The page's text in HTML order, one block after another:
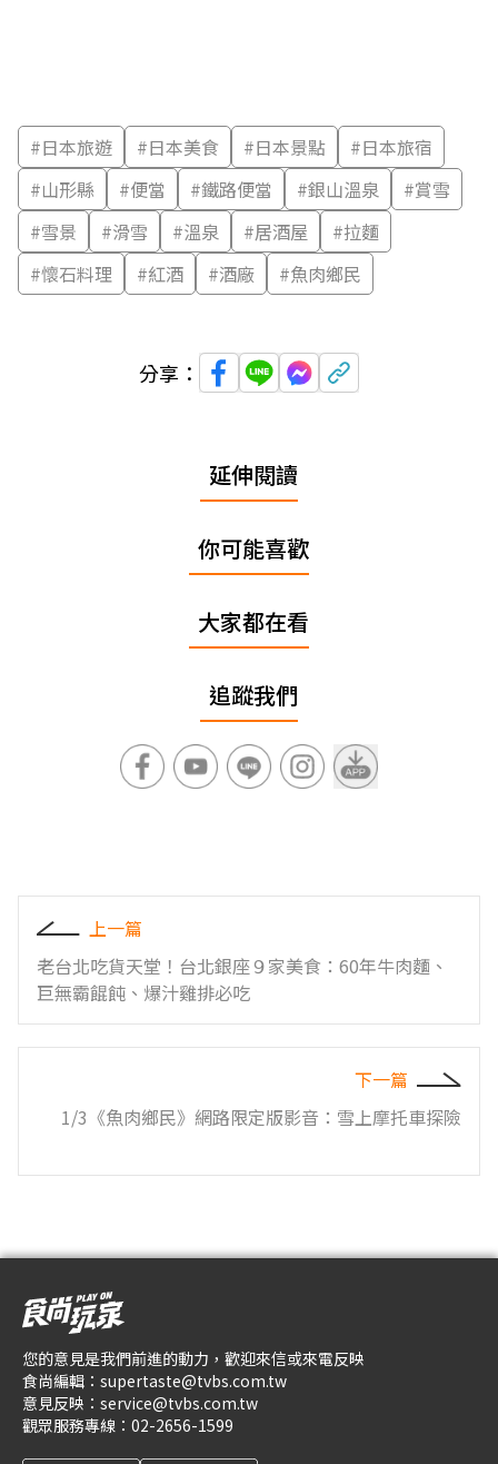
#日本旅遊 #日本美食 #日本景點 #日本旅宿
#山形縣 #便當 #鐵路便當 #銀山溫泉 #賞雪
#雪景 #滑雪 #溫泉 #居酒屋 #拉麵
#懷石料理 #紅酒 #酒廠 #魚肉鄉民
分享：
延伸閱讀
你可能喜歡
大家都在看
追蹤我們
上一篇
老台北吃貨天堂！台北銀座９家美食：60年牛肉麵、
巨無霸餛飩、爆汁雞排必吃
下一篇
1/3《魚肉鄉民》網路限定版影音：雪上摩托車探險
您的意見是我們前進的動力，歡迎來信或來電反映
食尚編輯： supertaste@tvbs.com.tw
意見反映： service@tvbs.com.tw
觀眾服務專線： 02-2656-1599